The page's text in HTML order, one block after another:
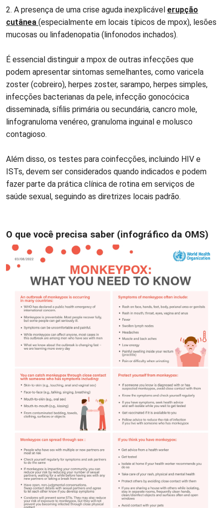
2. A presença de uma crise aguda inexplicável erupção
cutânea (especialmente em locais típicos de mpox), lesões
mucosas ou linfadenopatia (linfonodos inchados).
É essencial distinguir a mpox de outras infecções que
podem apresentar sintomas semelhantes, como varicela
zoster (cobreiro), herpes zoster, sarampo, herpes simples,
infecções bacterianas da pele, infecção gonocócica
disseminada, sífilis primária ou secundária, cancro mole,
linfogranuloma venéreo, granuloma inguinal e molusco
contagioso.
Além disso, os testes para coinfecções, incluindo HIV e
ISTs, devem ser considerados quando indicados e podem
fazer parte da prática clínica de rotina em serviços de
saúde sexual, seguindo as diretrizes locais padrão.
O que você precisa saber (infográfico da OMS)